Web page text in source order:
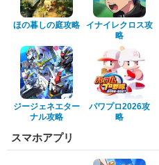
ほの暮しの庭攻略
イナイレクロス攻
略
ジージェネエター
ナル攻略
パワプロ2026攻
略
スマホアプリ